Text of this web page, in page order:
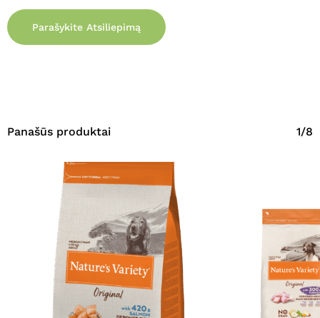
Parašykite Atsiliepimą
Panašūs produktai 1/8